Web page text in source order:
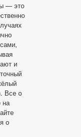
— это
и
Все о
на
о